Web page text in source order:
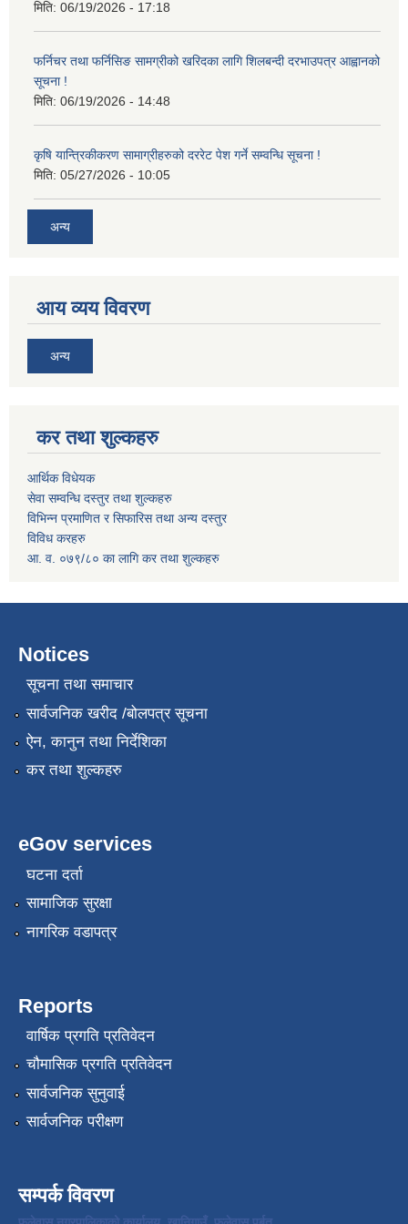
मिति: 06/19/2026 - 17:18
फर्निचर तथा फर्निसिङ सामग्रीको खरिदका लागि शिलबन्दी दरभाउपत्र आह्वानको
सूचना !
मिति: 06/19/2026 - 14:48
कृषि यान्त्रिकीकरण सामाग्रीहरुको दररेट पेश गर्ने सम्वन्धि सूचना !
मिति: 05/27/2026 - 10:05
अन्य
आय व्यय विवरण
अन्य
कर तथा शुल्कहरु
आर्थिक विधेयक
सेवा सम्वन्धि दस्तुर तथा शुल्कहरु
विभिन्न प्रमाणित र सिफारिस तथा अन्य दस्तुर
विविध करहरु
आ. व. ०७९/८० का लागि कर तथा शुल्कहरु
Notices
सूचना तथा समाचार
सार्वजनिक खरीद /बोलपत्र सूचना
ऐन, कानुन तथा निर्देशिका
कर तथा शुल्कहरु
eGov services
घटना दर्ता
सामाजिक सुरक्षा
नागरिक वडापत्र
Reports
वार्षिक प्रगति प्रतिवेदन
चौमासिक प्रगति प्रतिवेदन
सार्वजनिक सुनुवाई
सार्वजनिक परीक्षण
सम्पर्क विवरण